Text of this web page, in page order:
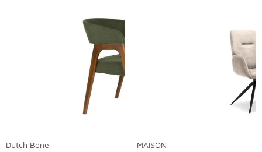
Dutch Bone
MAISON